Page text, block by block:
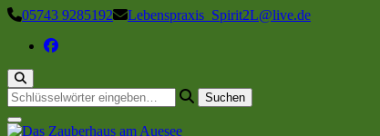
Zum
springen
05743 9285192 Lebenspraxis_Spirit2L@live.de
Suchst
du
nach